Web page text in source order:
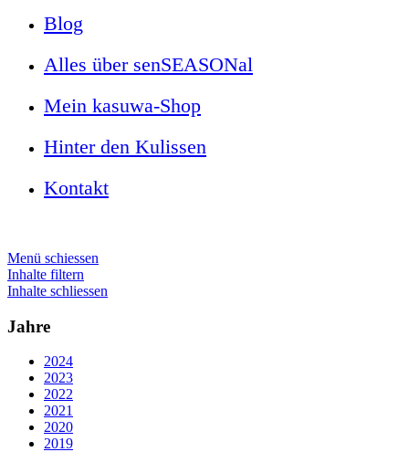
Blog
Alles über senSEASONal
Mein kasuwa-Shop
Hinter den Kulissen
Kontakt
Menü schiessen
Inhalte filtern
Inhalte schliessen
Jahre
2024
2023
2022
2021
2020
2019